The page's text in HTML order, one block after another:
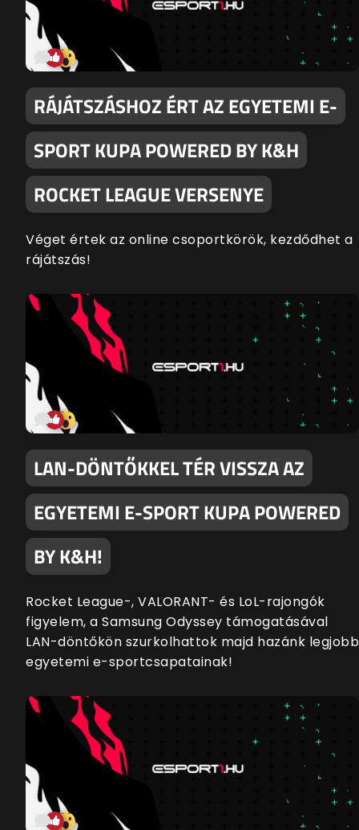
RÁJÁTSZÁSHOZ ÉRT AZ EGYETEMI E-
SPORT KUPA POWERED BY K&H
ROCKET LEAGUE VERSENYE
Véget értek az online csoportkörök, kezdődhet a
rájátszás!
LAN-DÖNTŐKKEL TÉR VISSZA AZ
EGYETEMI E-SPORT KUPA POWERED
BY K&H!
Rocket League-, VALORANT- és LoL-rajongók
figyelem, a Samsung Odyssey támogatásával
LAN-döntőkön szurkolhattok majd hazánk legjobb
egyetemi e-sportcsapatainak!